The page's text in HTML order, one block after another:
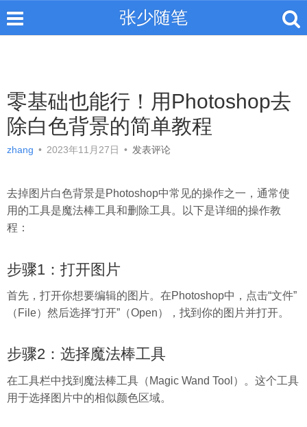
张少随笔
零基础也能行！用Photoshop去
除白色背景的简单教程
zhang • 2023年11月27日 • 发表评论
去掉图片白色背景是Photoshop中常见的操作之一，通常使
用的工具是魔法棒工具和删除工具。以下是详细的操作教
程：
步骤1：打开图片
首先，打开你想要编辑的图片。在Photoshop中，点击“文件”
（File）然后选择“打开”（Open），找到你的图片并打开。
步骤2：选择魔法棒工具
在工具栏中找到魔法棒工具（Magic Wand Tool）。这个工具
用于选择图片中的相似颜色区域。